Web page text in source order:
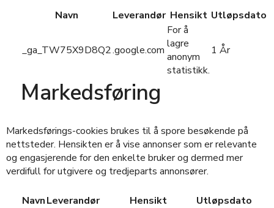
Navn Leverandør Hensikt Utløpsdato
_ga_TW75X9D8Q2.google.com
For å
lagre
anonym
statistikk.
1 År
Markedsføring
Markedsførings-cookies brukes til å spore besøkende på
nettsteder. Hensikten er å vise annonser som er relevante
og engasjerende for den enkelte bruker og dermed mer
verdifull for utgivere og tredjeparts annonsører.
NavnLeverandør Hensikt Utløpsdato